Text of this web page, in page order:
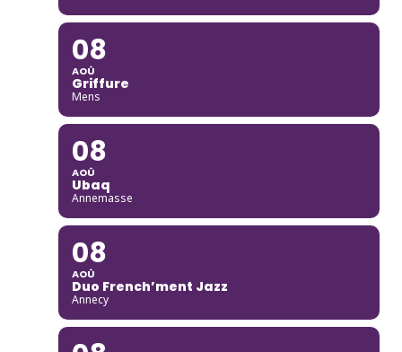
08
AOÛ
Griffure
Mens
08
AOÛ
Ubaq
Annemasse
08
AOÛ
Duo French’ment Jazz
Annecy